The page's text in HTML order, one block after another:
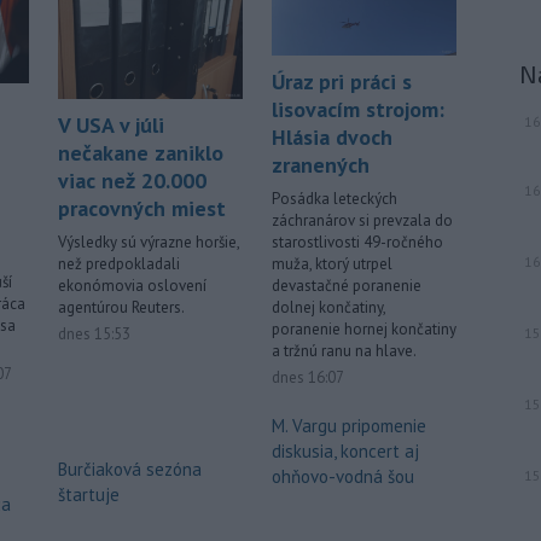
V USA v júli
nečakane zaniklo
viac než 20.000
pracovných miest
Výsledky sú výrazne horšie,
než predpokladali
ekonómovia oslovení
agentúrou Reuters.
dnes 15:53
Burčiaková sezóna
štartuje
Úraz pri práci s
lisovacím strojom:
Hlásia dvoch
zranených
Posádka leteckých
záchranárov si prevzala do
starostlivosti 49-ročného
muža, ktorý utrpel
devastačné poranenie
dolnej končatiny,
poranenie hornej končatiny
a tržnú ranu na hlave.
dnes 16:07
M. Vargu pripomenie
diskusia, koncert aj
ohňovo-vodná šou